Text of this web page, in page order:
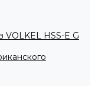
HSS-E G